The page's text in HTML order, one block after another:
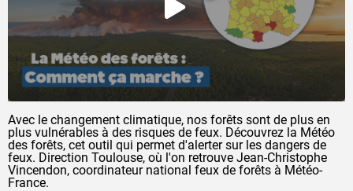
Avec le changement climatique, nos forêts sont de plus en
plus vulnérables à des risques de feux. Découvrez la Météo
des forêts, cet outil qui permet d'alerter sur les dangers de
feux. Direction Toulouse, où l'on retrouve Jean-Christophe
Vincendon, coordinateur national feux de forêts à Météo-
France.